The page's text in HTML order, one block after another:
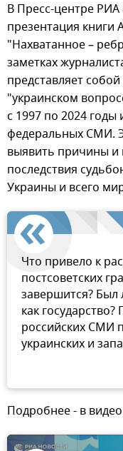
В Пресс-центре
презентация
"Нахватанное –
заметках
представляет
"украинском
с 1997 по 2024
федеральных СМИ.
выявить причины и
последствия
Украины и всего
Что привело к
постсоветских
завершится? Был
как
российских СМИ
украинских и
Подробнее - в